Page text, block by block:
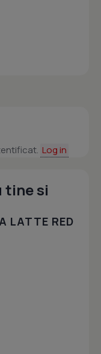
Log in
tine si
LATTE RED